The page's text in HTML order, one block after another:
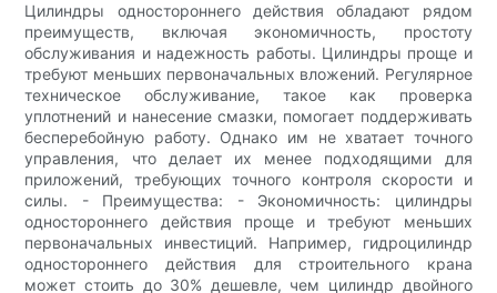
Цилиндры одностороннего действия обладают рядом
преимуществ, включая экономичность, простоту
обслуживания и надежность работы. Цилиндры проще и
требуют меньших первоначальных вложений. Регулярное
техническое обслуживание, такое как проверка
уплотнений и нанесение смазки, помогает поддерживать
бесперебойную работу. Однако им не хватает точного
управления, что делает их менее подходящими для
приложений, требующих точного контроля скорости и
силы. - Преимущества: - Экономичность: цилиндры
одностороннего действия проще и требуют меньших
первоначальных инвестиций. Например, гидроцилиндр
одностороннего действия для строительного крана
может стоить до 30% дешевле, чем цилиндр двойного